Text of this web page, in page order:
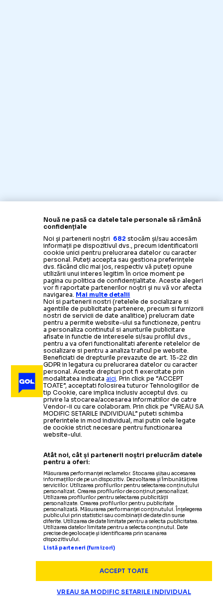
Nouă ne pasă ca datele tale personale să rămână
confidențiale
Noi și partenerii noștri 682 stocăm și/sau accesăm
informații pe dispozitivul dvs., precum identificatorii
cookie unici pentru prelucrarea datelor cu caracter
personal. Puteți accepta sau gestiona preferințele
dvs. făcând clic mai jos, respectiv vă puteți opune
utilizării unui interes legitim în orice moment pe
pagina cu politica de confidențialitate. Aceste alegeri
vor fi raportate partenerilor noștri și nu vă vor afecta
navigarea. Mai multe detalii
Noi si partenerii nostri (retelele de socializare si
agentiile de publicitate partenere, precum si furnizorii
nostri de servicii de date analitice) prelucram date
pentru a permite website-ului sa functioneze, pentru
a personaliza continutul si anunturile publicitare
afisate in functie de interesele si/sau profilul dvs.,
pentru a va oferi functionalitati aferente retelelor de
socializare si pentru a analiza traficul pe website.
Beneficiati de drepturile prevazute de art. 15-22 din
GDPR in legatura cu prelucrarea datelor cu caracter
personal. Aceste drepturi pot fi exercitate prin
modalitatea indicataaici. Prin click pe “ACCEPT
TOATE”, acceptati folosirea tuturor Tehnologiilor de
tip Cookie, care implica inclusiv acceptul dvs. cu
privire la stocarea/accesarea informatiilor de catre
Vendor-ii cu care colaboram. Prin click pe “VREAU SA
MODIFIC SETARILE INDIVIDUAL” puteti schimba
preferintele in mod individual, mai putin cele legate
de cookie strict necesare pentru functionarea
website-ului.
Atât noi, cât și partenerii noștri prelucrăm datele
pentru a oferi:
Măsurarea performanței reclamelor. Stocarea și/sau accesarea
informațiilor de pe un dispozitiv. Dezvoltarea și îmbunătățirea
serviciilor. Utilizarea profilurilor pentru selectarea conținutului
personalizat. Crearea profilurilor de conținut personalizat.
Utilizarea profilurilor pentru selectarea publicității
personalizate. Crearea profilurilor pentru publicitate
personalizată. Măsurarea performanței conținutului. Înțelegerea
publicului prin statistici sau combinații de date din surse
diferite. Utilizarea de date limitate pentru a selecta publicitatea.
Utilizarea datelor limitate pentru a selecta conținutul. Date
precise de geolocație și identificarea prin scanarea
dispozitivului.
Listă parteneri (furnizori)
ACCEPT TOATE
VREAU SA MODIFIC SETARILE INDIVIDUAL